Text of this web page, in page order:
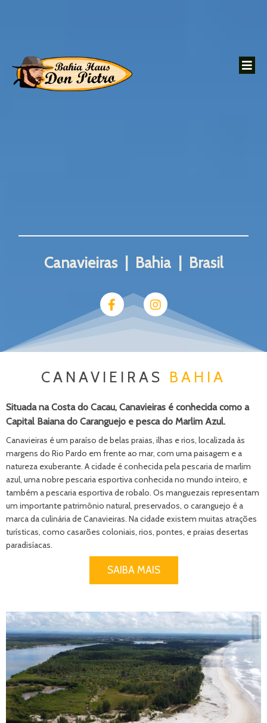
Canavieiras | Bahia | Brasil
CANAVIEIRAS BAHIA
Situada na Costa do Cacau, Canavieiras é conhecida como a
Capital Baiana do Caranguejo e pesca do Marlim Azul.
Canavieiras é um paraíso de belas praias, ilhas e rios, localizada às
margens do Rio Pardo em frente ao mar, com uma paisagem e a
natureza exuberante. A cidade é conhecida pela pescaria de marlim
azul, uma nobre pescaria esportiva conhecida no mundo inteiro, e
também a pescaria esportiva de robalo. Os manguezais representam
um importante patrimônio natural, preservados, o caranguejo é a
marca da culinária de Canavieiras. Na cidade existem muitas atrações
turísticas, como casarões coloniais, rios, pontes, e praias desertas
paradisíacas.
SAIBA MAIS